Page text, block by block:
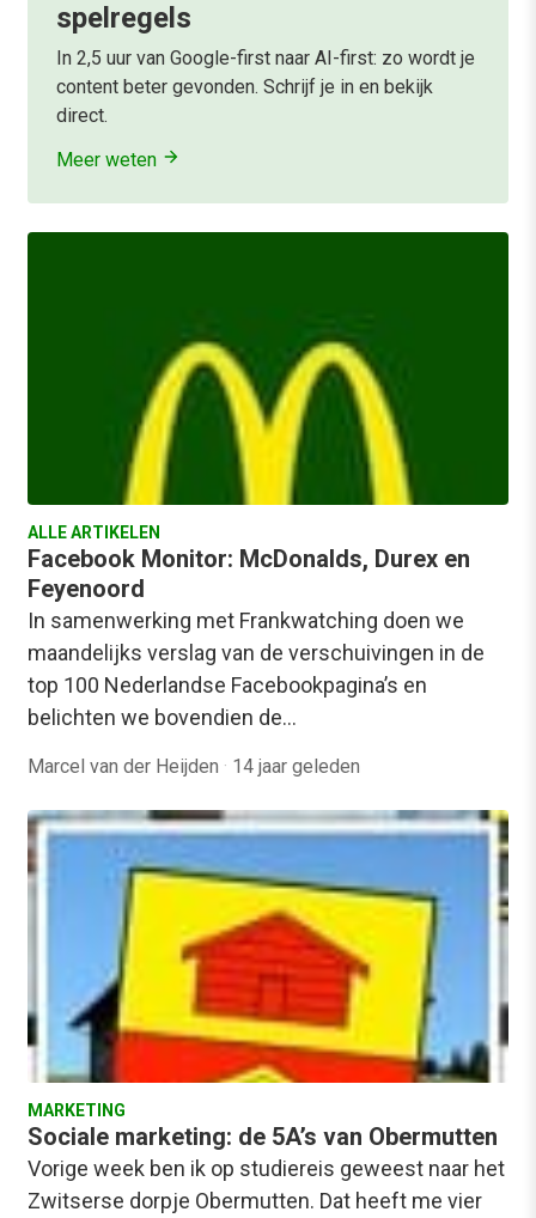
spelregels
In 2,5 uur van Google-first naar AI-first: zo wordt je
content beter gevonden. Schrijf je in en bekijk
direct.
Meer weten
ALLE ARTIKELEN
Facebook Monitor: McDonalds, Durex en
Feyenoord
In samenwerking met Frankwatching doen we
maandelijks verslag van de verschuivingen in de
top 100 Nederlandse Facebookpagina’s en
belichten we bovendien de…
Marcel van der Heijden · 14 jaar geleden
MARKETING
Sociale marketing: de 5A’s van Obermutten
Vorige week ben ik op studiereis geweest naar het
Zwitserse dorpje Obermutten. Dat heeft me vier